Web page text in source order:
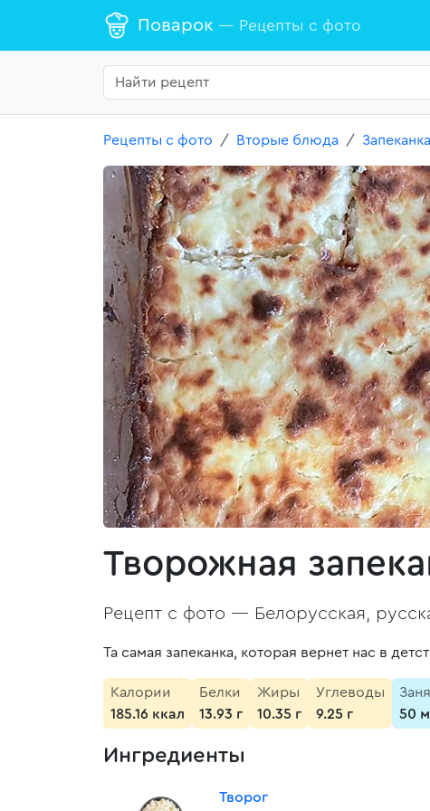
Поварок — Рецепты с фото
Рецепты с фото Вторые блюда Запеканка
Творожная
Рецепт с фото — Белорусская,
Та самая запеканка, которая вернет нас в
Калории
185.16 ккал
Белки
13.93 г
Жиры
10.35 г
Углеводы
9.25 г
50
Ингредиенты
Творог